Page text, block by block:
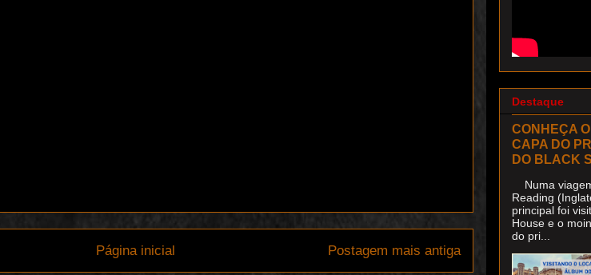
Postagem mais antiga
Página inicial
Destaque
CONHEÇA
CAPA DO
DO BLACK
Numa
Reading
principal foi
House e o
do pri...